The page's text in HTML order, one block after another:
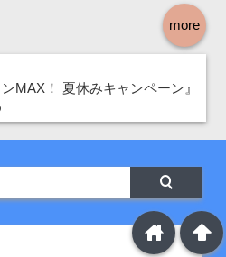
more
ンMAX！ 夏休みキャンペーン』
arrowup
home